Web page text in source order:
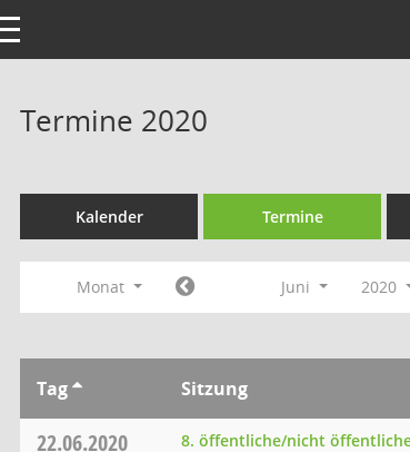
navigation
Termine 2020
Kalender Termine
Monat Juni 2020
Tag Sitzung
22.06.2020 8. öffentliche/nicht